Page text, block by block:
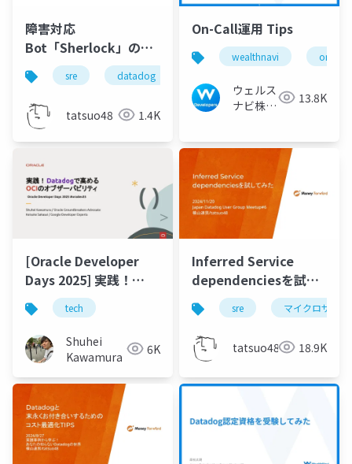
障害対応
Bot「Sherlock」のご
紹介
sre datadog
tatsuo48 1.4K
On-Call運用 Tips
wealthnavi on-call
ウェルス
ナビ株式
ーム
13.8K
[Oracle Developer
Days 2025] 実践！
Datadogで高める OCI
のオブザーバビリティ
tech
Shuhei
Kawamura
6K
Inferred Service
dependenciesを試し
てみたsre マイクロサービ
tatsuo48 18.9K